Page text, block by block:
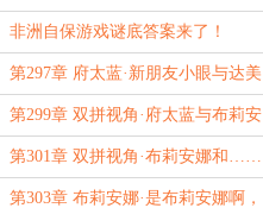
非洲自保游戏谜底答案来了！
第297章 府太蓝·新朋友小眼与达美
乐披萨
第299章 双拼视角·府太蓝与布莉安
娜
第301章 双拼视角·布莉安娜和……
谁？
第303章 布莉安娜·是布莉安娜啊，